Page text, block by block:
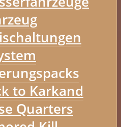
to Karkand
Quarters